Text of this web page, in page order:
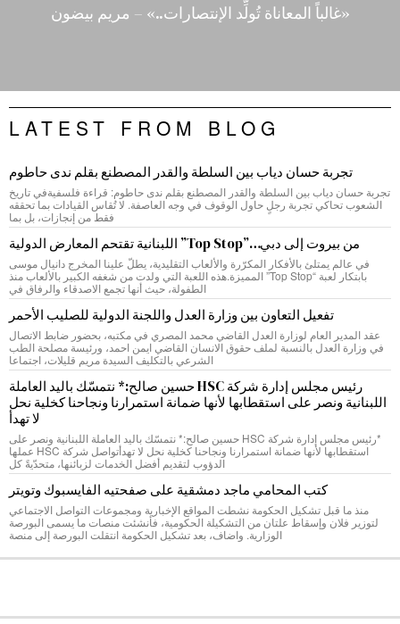
«غالباً المعاناة تُولِّد الإنتصارات..» – مريم بيضون
LATEST FROM BLOG
تجربة حسان دياب بين السلطة والقدر المصطنع بقلم ندى حاطوم
تجربة حسان دياب بين السلطة والقدر المصطنع بقلم ندى حاطوم: قراءة فلسفيةفي تاريخ
الشعوب تحاكي تجربة رجلٍ حاول الوقوف في وجه العاصفة. لا تُقاس القيادات بما تحققه
فقط من إنجازات، بل بما
من بيروت إلى دبي…”Top Stop” اللبنانية تقتحم المعارض الدولية
في عالم يمتلئ بالأفكار المكرّرة والألعاب التقليدية، يطلّ علينا المخرج دانيال موسى
بابتكار لعبة “Top Stop” المميزة.هذه اللعبة التي ولدت من شغفه الكبير بالألعاب منذ
الطفولة، حيث أنها تجمع الاصدقاء والرفاق في
تفعيل التعاون بين وزارة العدل واللجنة الدولية للصليب الأحمر
عقد المدير العام لوزارة العدل القاضي محمد المصري في مكتبه، بحضور ضابط الاتصال
في وزارة العدل بالنسبة لملف حقوق الانسان القاضي ايمن احمد، ورئيسة مصلحة الطب
الشرعي بالتكليف السيدة مريم قليلات، اجتماعا
رئيس مجلس إدارة شركة HSC حسين صالح:* نتمسّك باليد العاملة
اللبنانية ونصر على استقطابها لأنها ضمانة استمرارنا ونجاحنا كخلية نحل
لا تهدأ
*رئيس مجلس إدارة شركة HSC حسين صالح:* نتمسّك باليد العاملة اللبنانية ونصر على
استقطابها لأنها ضمانة استمرارنا ونجاحنا كخلية نحل لا تهدأتواصل شركة HSC عملها
الدؤوب لتقديم أفضل الخدمات لزبائنها، متحدّيةً كل
كتب المحامي ماجد دمشقية على صفحتيه الفايسبوك وتويتر
منذ ما قبل تشكيل الحكومة نشطت المواقع الإخبارية ومجموعات التواصل الاجتماعي
لتوزير فلان وإسقاط علتان من التشكيلة الحكومية، فأنشئت منصات ما يسمى البورصة
الوزارية. واضاف، بعد تشكيل الحكومة انتقلت البورصة إلى منصة